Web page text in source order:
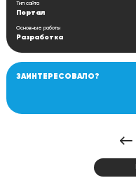
Тип сайта
Портал
Основные работы
Разработка
ЗАИНТЕРЕСОВАЛО?